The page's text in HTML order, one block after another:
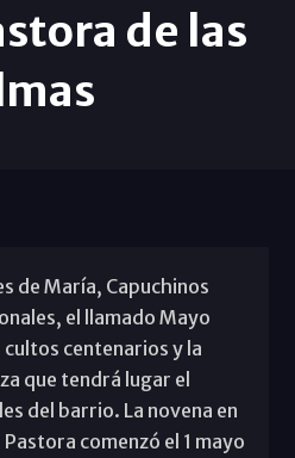
de las
de María, Capuchinos
el llamado Mayo
centenarios y la
que tendrá lugar el
del barrio. La novena en
comenzó el 1 mayo